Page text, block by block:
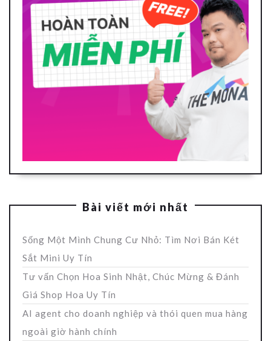
Bài viết mới nhất
Sống Một Mình Chung Cư Nhỏ: Tìm Nơi Bán Két
Sắt Mini Uy Tín
Tư vấn Chọn Hoa Sinh Nhật, Chúc Mừng & Đánh
Giá Shop Hoa Uy Tín
AI agent cho doanh nghiệp và thói quen mua hàng
ngoài giờ hành chính